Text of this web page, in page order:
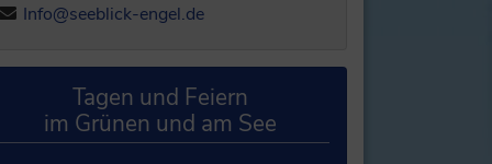
Info@seeblick-engel.de
Tagen und Feiern
im Grünen und am See